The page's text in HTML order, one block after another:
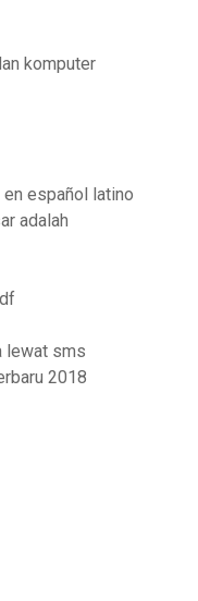
komputer
español latino
adalah
lewat sms
2018